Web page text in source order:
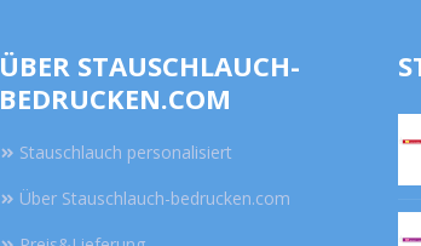
ÜBER STAUSCHLAUCH-
BEDRUCKEN.COM
Stauschlauch personalisiert
Über Stauschlauch-bedrucken.com